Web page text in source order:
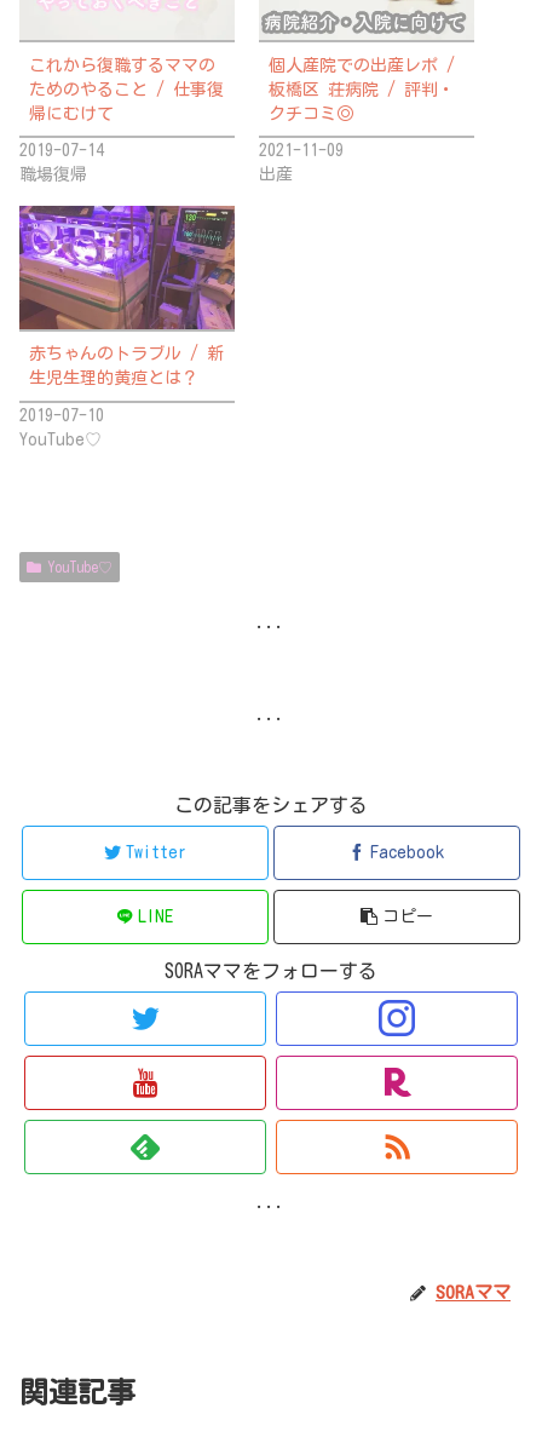
これから復職するママの
ためのやること / 仕事復
帰にむけて
2019-07-14
職場復帰
個人産院での出産レポ /
板橋区 荘病院 / 評判・
クチコミ◎
2021-11-09
出産
赤ちゃんのトラブル / 新
生児生理的黄疸とは？
2019-07-10
YouTube♡
YouTube♡
この記事をシェアする
Twitter Facebook
LINE コピー
SORAママをフォローする
SORAママ
関連記事